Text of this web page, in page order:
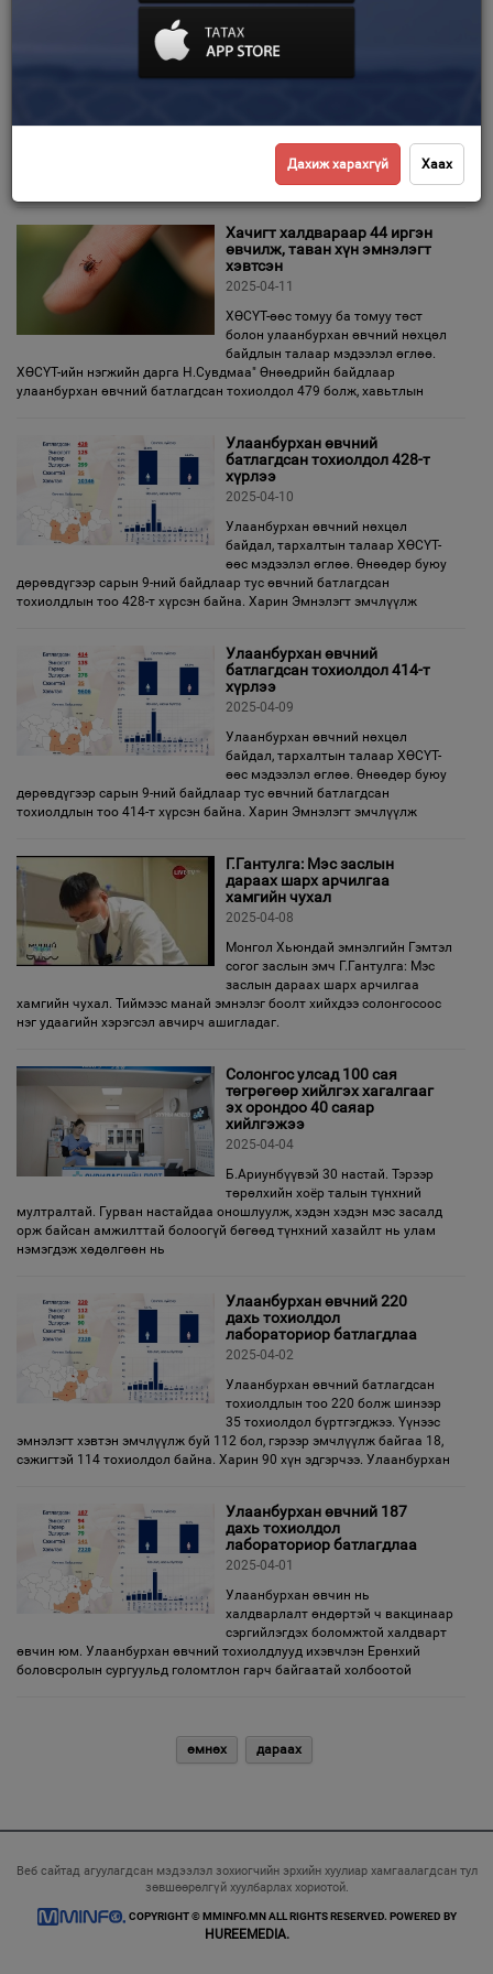
“Хамгийн чухал нь” эрүүл
ажиллагаа Баян-Өлгий, Увс
аймагт ажиллахаар явлаа
2025-04-11
санаачилсан "ХАМГИЙН ЧУХАЛ
НЬ" эрүүл мэндийн зорилтот үйл ажиллагааны 5-р ээлжийн баг
Баян-Өлгий, Увс аймаг дахь салбарын 1350 алба хаагч, ажилтнууд
Хачигт халдвараар 44 иргэн
өвчилж, таван хүн эмнэлэгт
хэвтсэн
2025-04-11
ХӨСҮТ-өөс томуу ба томуу төст
болон улаанбурхан өвчний нөхцөл
байдлын талаар мэдээлэл өглөө.
ХӨСҮТ-ийн нэгжийн дарга Н.Сувдмаа" Өнөөдрийн байдлаар
улаанбурхан өвчний батлагдсан тохиолдол 479 болж, хавьтлын
Улаанбурхан өвчний
батлагдсан тохиолдол 428-т
хүрлээ
2025-04-10
Улаанбурхан өвчний нөхцөл
байдал, тархалтын талаар ХӨСҮТ-
өөс мэдээлэл өглөө. Өнөөдөр буюу
дөрөвдүгээр сарын 9-ний байдлаар тус өвчний батлагдсан
тохиолдлын тоо 428-т хүрсэн байна. Харин Эмнэлэгт эмчлүүлж
Улаанбурхан өвчний
батлагдсан тохиолдол 414-т
хүрлээ
2025-04-09
Улаанбурхан өвчний нөхцөл
байдал, тархалтын талаар ХӨСҮТ-
өөс мэдээлэл өглөө. Өнөөдөр буюу
дөрөвдүгээр сарын 9-ний байдлаар тус өвчний батлагдсан
тохиолдлын тоо 414-т хүрсэн байна. Харин Эмнэлэгт эмчлүүлж
Г.Гантулга: Мэс заслын
дараах шарх арчилгаа
хамгийн чухал
2025-04-08
Монгол Хьюндай эмнэлгийн Гэмтэл
согог заслын эмч Г.Гантулга: Мэс
заслын дараах шарх арчилгаа
хамгийн чухал. Тиймээс манай эмнэлэг боолт хийхдээ солонгосоос
нэг удаагийн хэрэгсэл авчирч ашигладаг.
Солонгос улсад 100 сая
төгрөгөөр хийлгэх хагалгааг
эх орондоо 40 саяар
хийлгэжээ
2025-04-04
Б.Ариунбүүвэй 30 настай. Тэрээр
төрөлхийн хоёр талын түнхний
мултралтай. Гурван настайдаа оношлуулж, хэдэн хэдэн мэс засалд
орж байсан амжилттай болоогүй бөгөөд түнхний хазайлт нь улам
нэмэгдэж хөдөлгөөн нь
Улаанбурхан өвчний 220
дахь тохиолдол
лабораториор батлагдлаа
2025-04-02
Улаанбурхан өвчний батлагдсан
тохиолдлын тоо 220 болж шинээр
35 тохиолдол бүртгэгджээ. Үүнээс
эмнэлэгт хэвтэн эмчлүүлж буй 112 бол, гэрээр эмчлүүлж байгаа 18,
сэжигтэй 114 тохиолдол байна. Харин 90 хүн эдгэрчээ. Улаанбурхан
Улаанбурхан өвчний 187
дахь тохиолдол
лабораториор батлагдлаа
2025-04-01
Улаанбурхан өвчин нь
халдварлалт өндөртэй ч вакцинаар
сэргийлэгдэх боломжтой халдварт
өвчин юм. Улаанбурхан өвчний тохиолдлууд ихэвчлэн Ерөнхий
боловсролын сургуульд голомтлон гарч байгаатай холбоотой
өмнөх дараах
Веб сайтад агуулагдсан мэдээлэл зохиогчийн эрхийн хуулиар хамгаалагдсан тул
зөвшөөрөлгүй хуулбарлах хориотой.
COPYRIGHT © MMINFO.MN ALL RIGHTS RESERVED. POWERED BY
HUREEMEDIA.
Дахиж харахгүй Хаах